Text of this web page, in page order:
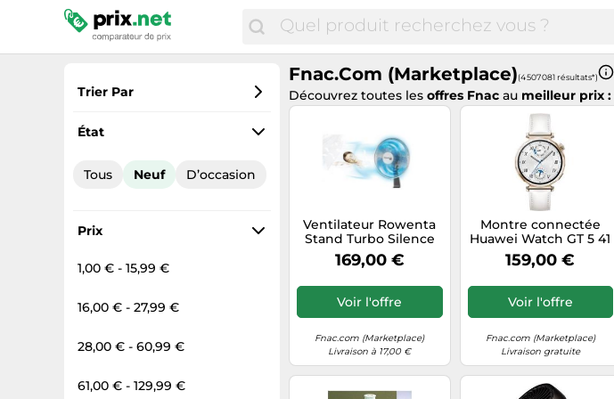
Trier Par
Préférés
Prix total
État
Tous Neuf D’occasion
Prix
1,00 € - 15,99 €
16,00 € - 27,99 €
28,00 € - 60,99 €
61,00 € - 129,99 €
Fnac.com (Marketplace)(4 507 081 résultats*)
Découvrez toutes les offres Fnac au meilleur prix :
Ventilateur Rowenta
Stand Turbo Silence
VU5640F2 16" Blanc
Blanc G
169,00 €
Voir l'offre
Fnac.com (Marketplace)
Livraison à 17,00 €
Montre connectée
Huawei Watch GT 5 41
mm doré en acier
inoxydable avec
reconstitué Blanc G
159,00 €
Voir l'offre
Fnac.com (Marketplace)
Livraison gratuite